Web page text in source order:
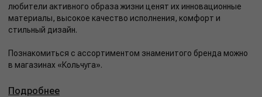
любители активного образа жизни ценят их инновационные
материалы, высокое качество исполнения, комфорт и
стильный дизайн.
Познакомиться с ассортиментом знаменитого бренда можно
в магазинах «Кольчуга».
Подробнее